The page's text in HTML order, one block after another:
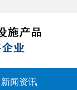
新闻资讯